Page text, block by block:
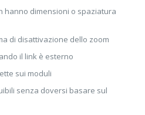
hanno dimensioni o spaziatura
di disattivazione dello zoom
il link è esterno
sui moduli
senza doversi basare sul